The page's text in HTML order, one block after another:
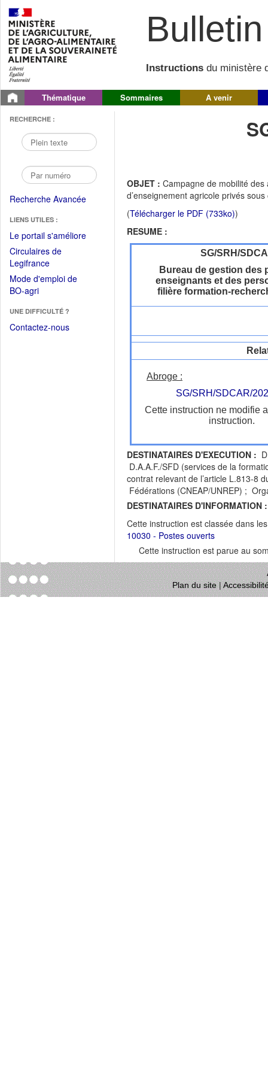
Instructions du ministère
Thématique Sommaires A venir
RECHERCHE :
Recherche Avancée
LIENS UTILES :
Le portail s'améliore(Fichier
Circulaires de
Legifrance(Ouvrir
dans
une
fenêtre)
Mode d'emploi de
BO-agri(Ouvrir
une
nouvelle
UNE DIFFICULTÉ ?
Contactez-nous
OBJET : Campagne de mobilité
d’enseignement agricole privés
(Télécharger le PDF (733ko))
RESUME :
SG/SRH/
Bureau de gestion des
enseignants et des
filière formation-
Abroge :
SG/SRH/SDCAR/
Cette instruction ne modifie
instruction.
DESTINATAIRES D'EXECUTION :
D.A.A.F./SFD (services de la
contrat relevant de l’article L.813-8
Fédérations (CNEAP/UNREP) ;
DESTINATAIRES D'INFORMATION :
Cette instruction est classée dans
10030 - Postes ouverts
Cette instruction est parue au
Plan du site|